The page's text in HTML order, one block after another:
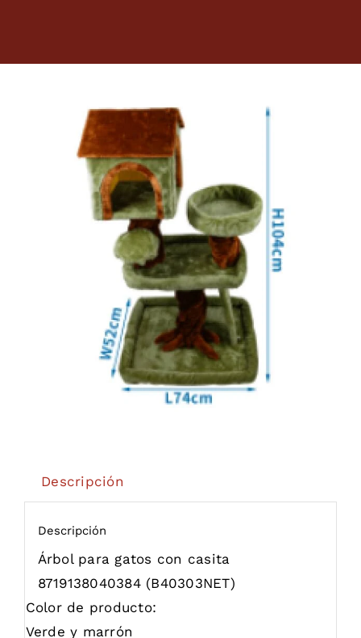
Antiparasitarios
Descripción
Descripción
Árbol para gatos con casita
8719138040384 (B40303NET)
Color de producto:
Verde y marrón